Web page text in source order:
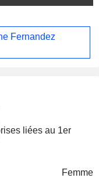
Fernandez
liées au 1er
Femme